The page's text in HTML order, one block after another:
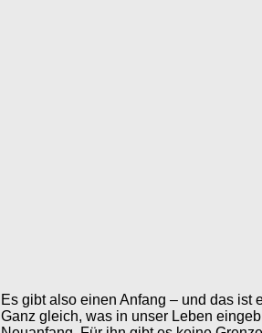
Es gibt also einen Anfang – und das ist
Ganz gleich, was in unser Leben